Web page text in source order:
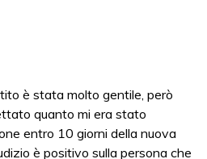
è stata molto gentile, però
quanto mi era stato
entro 10 giorni della nuova
è positivo sulla persona che